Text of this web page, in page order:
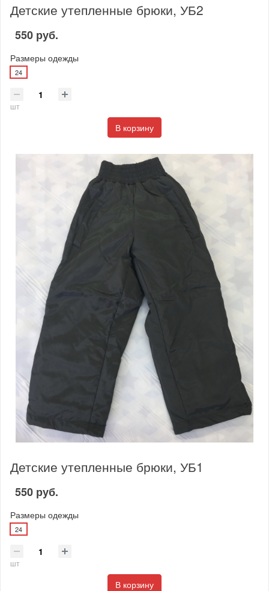
Детские утепленные брюки, УБ2
550 руб.
Размеры одежды
24
шт
В корзину
Детские утепленные брюки, УБ1
550 руб.
Размеры одежды
24
шт
В корзину